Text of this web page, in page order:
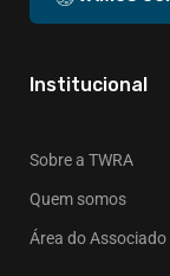
Institucional
Sobre a TWRA
Quem somos
Área do Associado